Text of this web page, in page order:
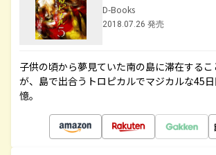
D-Books
2018.07.26 発売
子供の頃から夢見ていた南の島に滞在する
が、島で出合うトロピカルでマジカルな45
憶。